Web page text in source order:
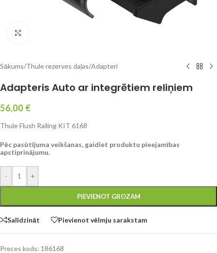
Sākums/Thule rezerves daļas/Adapteri
Adapteris Auto ar integrētiem reliņiem
56,00 €
Thule Flush Railing KIT 6168
Pēc pasūtījuma veikšanas, gaidiet produktu pieejamības
apstiprinājumu.
- +
PIEVIENOT GROZAM
Salīdzināt Pievienot vēlmju sarakstam
Preces kods: 186168